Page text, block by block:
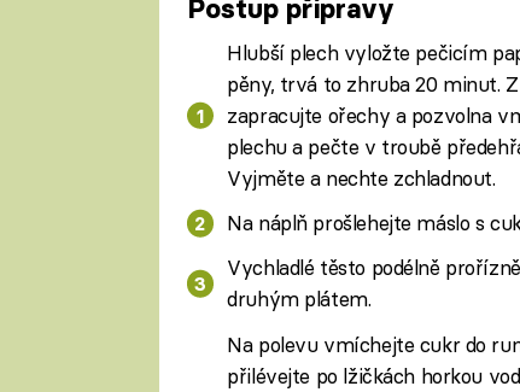
Postup přípravy
Hlubší plech vyložte pečicím
pěny, trvá to zhruba 20 minut.
zapracujte ořechy a pozvolna
plechu a pečte v troubě
Vyjměte a nechte zchladnout.
Na náplň prošlehejte máslo s
Vychladlé těsto podélně
druhým plátem.
Na polevu vmíchejte cukr do
přilévejte po lžičkách horkou